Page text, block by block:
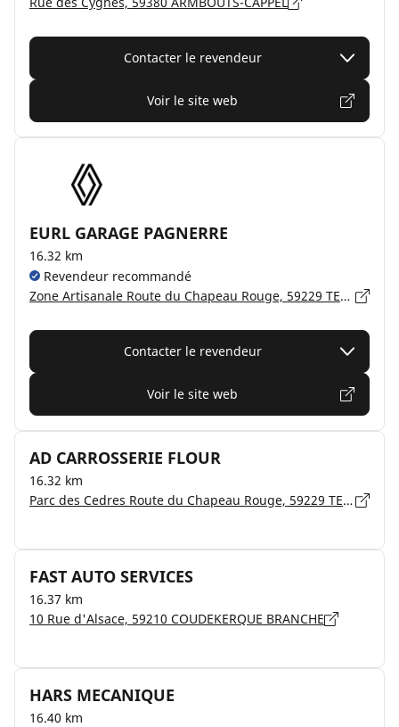
Contacter le revendeur
Voir le site web
EURL GARAGE PAGNERRE
16.32 km
Revendeur recommandé
Zone Artisanale Route du Chapeau Rouge, 59229 TETEGHEM
Contacter le revendeur
Voir le site web
AD CARROSSERIE FLOUR
16.32 km
Parc des Cedres Route du Chapeau Rouge, 59229 TETEGHEM
FAST AUTO SERVICES
16.37 km
10 Rue d'Alsace, 59210 COUDEKERQUE BRANCHE
HARS MECANIQUE
16.40 km